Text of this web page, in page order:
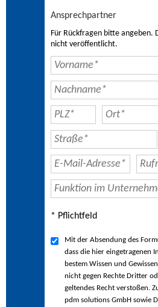
Ansprechpartner
Für Rückfragen bitte angeben.
nicht veröffentlicht.
* Pflichtfeld
Mit der Absendung des
dass die hier eingetragenen
bestem Wissen und
nicht gegen Rechte Dritter
geltendes Recht verstoßen.
pdm solutions GmbH sowie